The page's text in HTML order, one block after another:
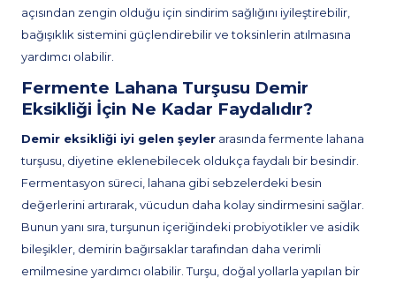
açısından zengin olduğu için sindirim sağlığını iyileştirebilir,
bağışıklık sistemini güçlendirebilir ve toksinlerin atılmasına
yardımcı olabilir.
Fermente Lahana Turşusu Demir
Eksikliği İçin Ne Kadar Faydalıdır?
Demir eksikliği iyi gelen şeyler arasında fermente lahana
turşusu, diyetine eklenebilecek oldukça faydalı bir besindir.
Fermentasyon süreci, lahana gibi sebzelerdeki besin
değerlerini artırarak, vücudun daha kolay sindirmesini sağlar.
Bunun yanı sıra, turşunun içeriğindeki probiyotikler ve asidik
bileşikler, demirin bağırsaklar tarafından daha verimli
emilmesine yardımcı olabilir. Turşu, doğal yollarla yapılan bir